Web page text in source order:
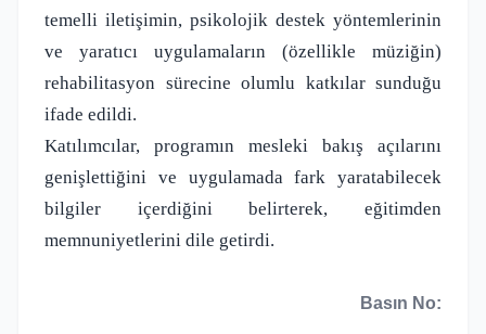
temelli iletişimin, psikolojik destek yöntemlerinin
ve yaratıcı uygulamaların (özellikle müziğin)
rehabilitasyon sürecine olumlu katkılar sunduğu
ifade edildi.
Katılımcılar, programın mesleki bakış açılarını
genişlettiğini ve uygulamada fark yaratabilecek
bilgiler içerdiğini belirterek, eğitimden
memnuniyetlerini dile getirdi.
Basın No: